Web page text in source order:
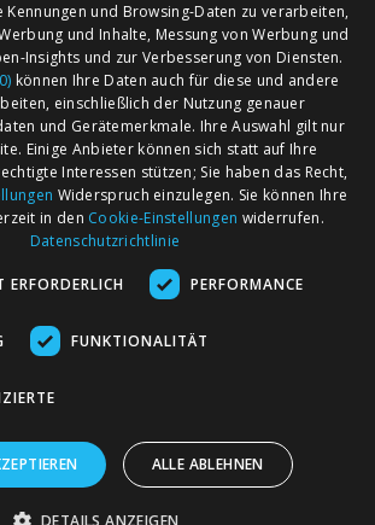
Märkte nach Bundesländern
Märkte nach PLZ
Märkte nach Umkreis
Flohmarkt
und Browsing-Daten zu verarbeiten,
und Inhalte, Messung von Werbung und
Insights und zur Verbesserung von Diensten.
können Ihre Daten auch für diese und andere
einschließlich der Nutzung genauer
und Gerätemerkmale. Ihre Auswahl gilt nur
Einige Anbieter können sich statt auf Ihre
Interessen stützen; Sie haben das Recht,
Widerspruch einzulegen. Sie können Ihre
in den Cookie-Einstellungen widerrufen.
Datenschutzrichtlinie
ERFORDERLICH PERFORMANCE
FUNKTIONALITÄT
ALLE ABLEHNEN
DETAILS ANZEIGEN